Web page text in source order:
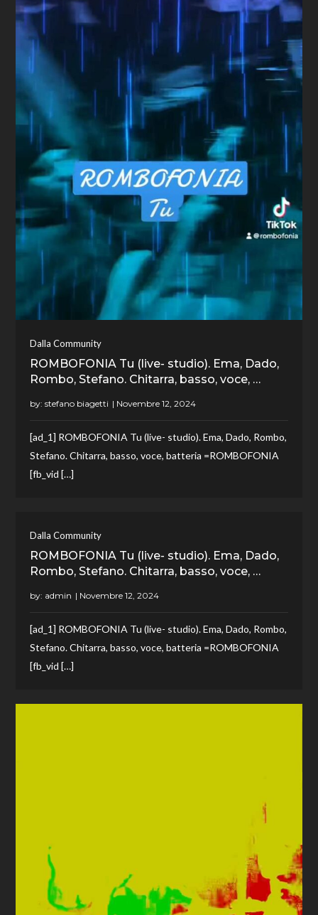
Dalla Community
ROMBOFONIA Tu (live- studio). Ema, Dado,
Rombo, Stefano. Chitarra, basso, voce, …
by:stefano biagetti
[ad_1] ROMBOFONIA Tu (live- studio). Ema, Dado, Rombo,
Stefano. Chitarra, basso, voce, batteria =ROMBOFONIA
[fb_vid […]
Dalla Community
ROMBOFONIA Tu (live- studio). Ema, Dado,
Rombo, Stefano. Chitarra, basso, voce, …
by: admin
[ad_1] ROMBOFONIA Tu (live- studio). Ema, Dado, Rombo,
Stefano. Chitarra, basso, voce, batteria =ROMBOFONIA
[fb_vid […]